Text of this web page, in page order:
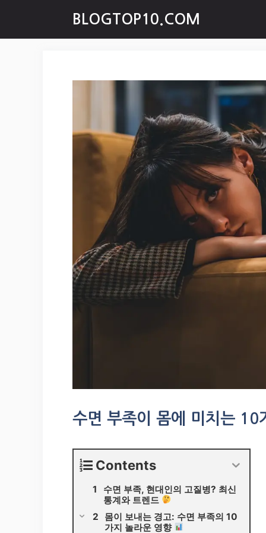
content
BLOGTOP10.COM
수면 부족이 몸에 미치는 10
Contents
수면 부족, 현대인의 고질병? 최신
통계와 트렌드
몸이 보내는 경고: 수면 부족의 10
가지 놀라운 영향